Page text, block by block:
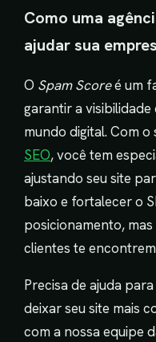
Como uma
ajudar sua
O Spam Scoreé um
garantir a visibilidade
mundo digital. Com
SEO, você tem
ajustando seu site
baixo e fortalecer o
posicionamento,
clientes te
Precisa de ajuda
deixar seu site mais
com a nossa equipe